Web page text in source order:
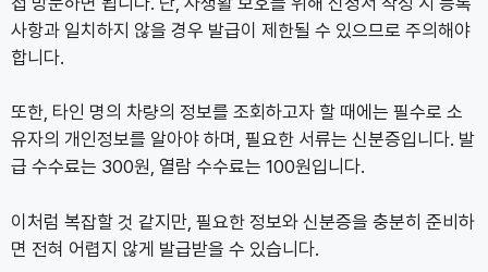
사항과 일치하지 않을 경우 발급이 제한될 수 있으므로 주의해야
합니다.
또한, 타인 명의 차량의 정보를 조회하고자 할 때에는 필수로 소
유자의 개인정보를 알아야 하며, 필요한 서류는 신분증입니다. 발
급 수수료는 300원, 열람 수수료는 100원입니다.
이처럼 복잡할 것 같지만, 필요한 정보와 신분증을 충분히 준비하
면 전혀 어렵지 않게 발급받을 수 있습니다.